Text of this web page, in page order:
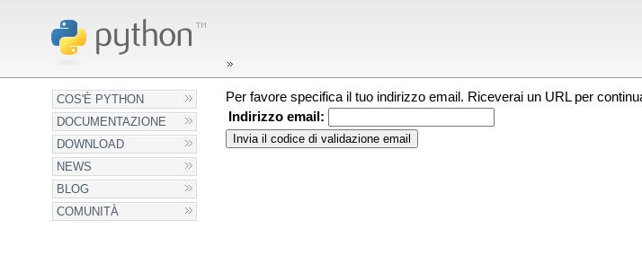
COS'È PYTHON
DOCUMENTAZIONE
DOWNLOAD
NEWS
BLOG
COMUNITÀ
Per favore specifica il tuo indirizzo email. Riceverai un URL per
Indirizzo email: